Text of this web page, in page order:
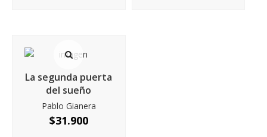
La segunda puerta
del sueño
Pablo Gianera
$31.900